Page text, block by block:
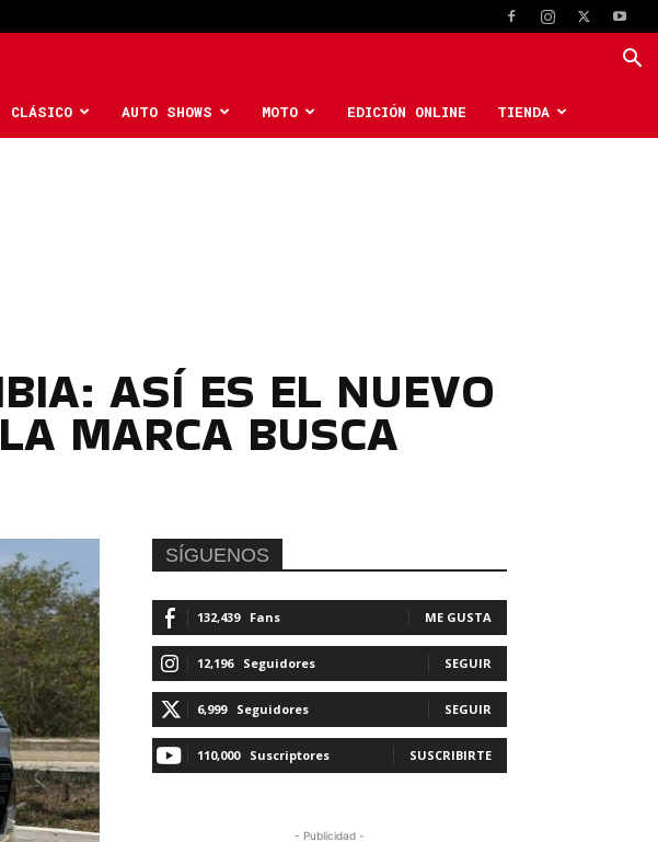
CLÁSICO AUTO SHOWS MOTO EDICIÓN ONLINE TIENDA
ASÍ ES EL NUEVO
MARCA BUSCA
SÍGUENOS
132,439 Fans ME GUSTA
12,196 Seguidores SEGUIR
6,999 Seguidores SEGUIR
110,000 Suscriptores SUSCRIBIRTE
- Publicidad -